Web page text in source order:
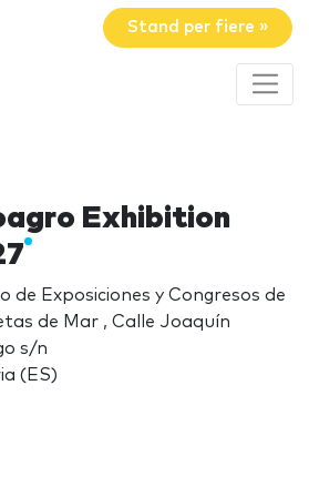
Stand per fiere »
Exhibition
de Exposiciones y Congresos de
de Mar , Calle Joaquín
s/n
(ES)